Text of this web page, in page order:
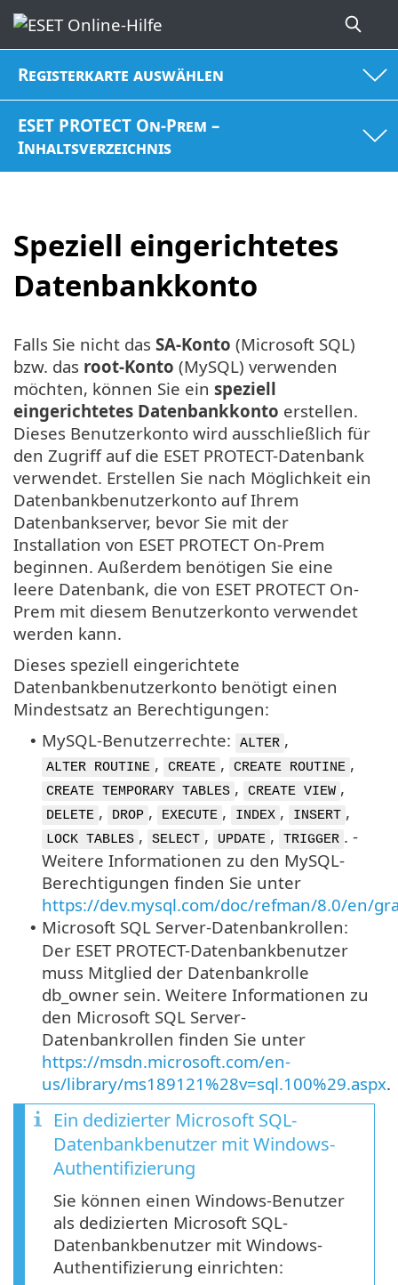
Registerkarte auswählen
ESET PROTECT On-Prem –
Inhaltsverzeichnis
Speziell eingerichtetes
Datenbankkonto
Falls Sie nicht das SA-Konto (Microsoft SQL)
bzw. das root-Konto (MySQL) verwenden
möchten, können Sie ein speziell
eingerichtetes Datenbankkonto erstellen.
Dieses Benutzerkonto wird ausschließlich für
den Zugriff auf die ESET PROTECT-Datenbank
verwendet. Erstellen Sie nach Möglichkeit ein
Datenbankbenutzerkonto auf Ihrem
Datenbankserver, bevor Sie mit der
Installation von ESET PROTECT On-Prem
beginnen. Außerdem benötigen Sie eine
leere Datenbank, die von ESET PROTECT On-
Prem mit diesem Benutzerkonto verwendet
werden kann.
Dieses speziell eingerichtete
Datenbankbenutzerkonto benötigt einen
Mindestsatz an Berechtigungen:
• MySQL-Benutzerrechte: ALTER ,
ALTER ROUTINE , CREATE , CREATE ROUTINE ,
CREATE TEMPORARY TABLES , CREATE VIEW ,
DELETE , DROP , EXECUTE , INDEX , INSERT ,
LOCK TABLES , SELECT , UPDATE , TRIGGER . -
Weitere Informationen zu den MySQL-
Berechtigungen finden Sie unter
https://dev.mysql.com/doc/refman/8.0/en/
• Microsoft SQL Server-Datenbankrollen:
Der ESET PROTECT-Datenbankbenutzer
muss Mitglied der Datenbankrolle
db_owner sein. Weitere Informationen zu
den Microsoft SQL Server-
Datenbankrollen finden Sie unter
https://msdn.microsoft.com/en-
us/library/ms189121%28v=sql.100%29.aspx.
Ein dedizierter Microsoft SQL-
Datenbankbenutzer mit Windows-
Authentifizierung
Sie können einen Windows-Benutzer
als dedizierten Microsoft SQL-
Datenbankbenutzer mit Windows-
Authentifizierung einrichten: